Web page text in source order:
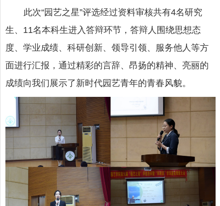
此次“园艺之星”评选经过资料审核共有4名研究
生、 11名本科生进入答辩环节，答辩人围绕思想态
度、学业成绩、科研创新、领导引领、服务他人等方
面进行汇报，通过精彩的言辞、昂扬的精神、亮丽的
成绩向我们展示了新时代园艺青年的青春风貌。